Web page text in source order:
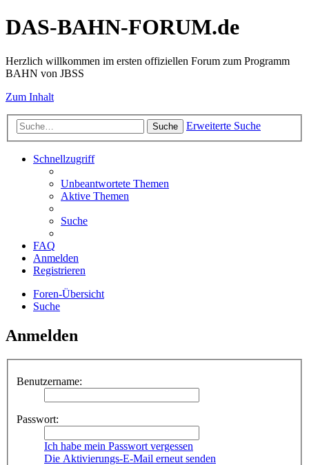
DAS-BAHN-FORUM.de
Herzlich willkommen im ersten offiziellen Forum zum Programm
BAHN von JBSS
Zum Inhalt
Suche Erweiterte Suche
Schnellzugriff
Unbeantwortete Themen
Aktive Themen
Suche
FAQ
Anmelden
Registrieren
Foren-Übersicht
Suche
Anmelden
Benutzername:
Passwort:
Ich habe mein Passwort vergessen
Die Aktivierungs-E-Mail erneut senden